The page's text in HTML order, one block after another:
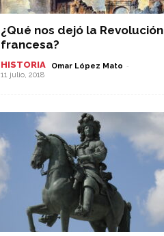
¿Qué nos dejó la Revolución
francesa?
HISTORIA Omar López Mato -
11 julio, 2018